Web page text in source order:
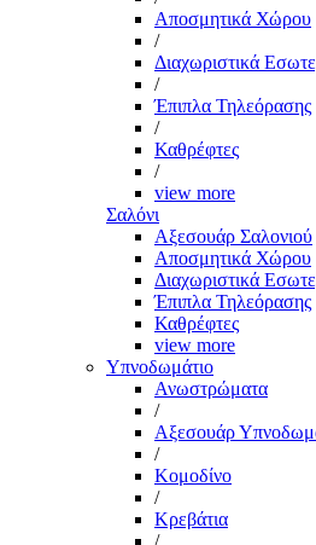
Αποσμητικά Χώρου
/
Διαχωριστικά
/
Έπιπλα Τηλεόρασης
/
Καθρέφτες
/
view more
Σαλόνι
Αξεσουάρ Σαλονιού
Αποσμητικά Χώρου
Διαχωριστικά
Έπιπλα Τηλεόρασης
Καθρέφτες
view more
Υπνοδωμάτιο
Ανωστρώματα
/
Αξεσουάρ
/
Κομοδίνο
/
Κρεβάτια
/